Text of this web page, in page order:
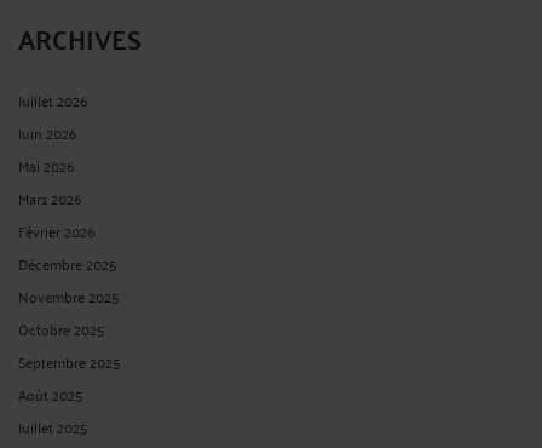
ARCHIVES
Juillet 2026
Juin 2026
Mai 2026
Mars 2026
Février 2026
Décembre 2025
Novembre 2025
Octobre 2025
Septembre 2025
Août 2025
Juillet 2025